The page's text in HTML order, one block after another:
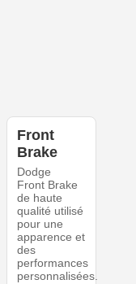
Front
Brake
Dodge
Front Brake
de haute
qualité utilisé
pour une
apparence et
des
performances
personnalisées.